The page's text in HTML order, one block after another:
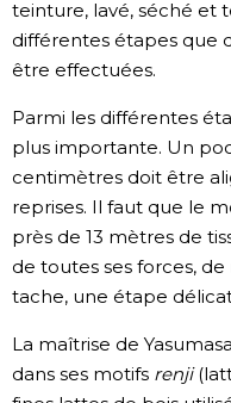
teinture, lavé, séché et
différentes étapes que
être effectuées.
Parmi les différentes
plus importante. Un
centimètres doit être
reprises. Il faut que le
près de 13 mètres de
de toutes ses forces,
tache, une étape
La maîtrise de
dans ses motifs renji